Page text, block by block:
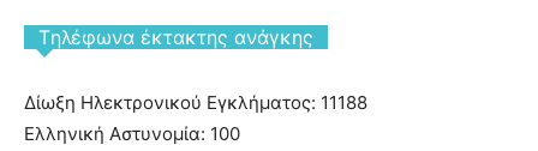
Tηλέφωνα έκτακτης ανάγκης
Δίωξη Ηλεκτρονικού Εγκλήματος: 11188
Ελληνική Αστυνομία: 100